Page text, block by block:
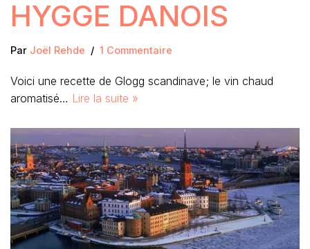
HYGGE DANOIS
Par Joël Rehde 1 Commentaire
Voici une recette de Glogg scandinave; le vin chaud
aromatisé… Lire la suite »